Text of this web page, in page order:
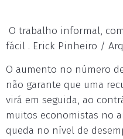
O trabalho informal,
fácil . Erick Pinheiro /
O aumento no número
não garante que uma
virá em seguida, ao
muitos economistas no
queda no nível de